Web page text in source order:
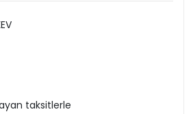
taksitlerle